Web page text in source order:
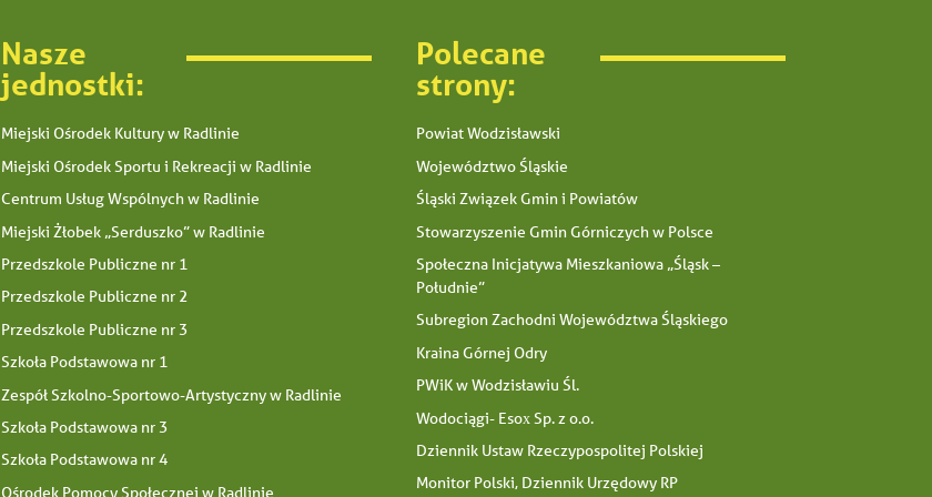
Nasze
jednostki:
Miejski Ośrodek Kultury w Radlinie
Miejski Ośrodek Sportu i Rekreacji w Radlinie
Centrum Usług Wspólnych w Radlinie
Miejski Żłobek „Serduszko” w Radlinie
Przedszkole Publiczne nr 1
Przedszkole Publiczne nr 2
Przedszkole Publiczne nr 3
Szkoła Podstawowa nr 1
Zespół Szkolno-Sportowo-Artystyczny w Radlinie
Szkoła Podstawowa nr 3
Szkoła Podstawowa nr 4
Ośrodek Pomocy Społecznej w Radlinie
Polecane
strony:
Powiat Wodzisławski
Województwo Śląskie
Śląski Związek Gmin i Powiatów
Stowarzyszenie Gmin Górniczych w Polsce
Społeczna Inicjatywa Mieszkaniowa „Śląsk –
Południe”
Subregion Zachodni Województwa Śląskiego
Kraina Górnej Odry
PWiK w Wodzisławiu Śl.
Wodociągi- Esox Sp. z o.o.
Dziennik Ustaw Rzeczypospolitej Polskiej
Monitor Polski, Dziennik Urzędowy RP